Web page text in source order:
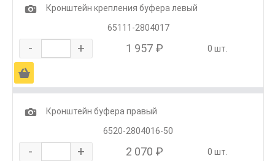
1
Кронштейн крепления буфера левый
65111-2804017
- + 1 957 ₽ 0 шт.
Ä
1
Кронштейн буфера правый
6520-2804016-50
- + 2 070 ₽ 0 шт.